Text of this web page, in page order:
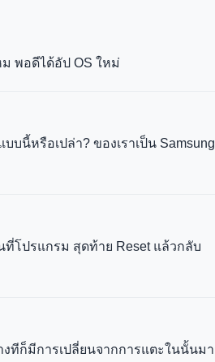
พอดีได้อัป OS ใหม่
นี้หรือเปล่า? ของเราเป็น Samsung
โปรแกรม สุดท้าย Reset แล้วกลับ
ทีก็มีการเปลี่ยนจากการแตะในนั้นมา